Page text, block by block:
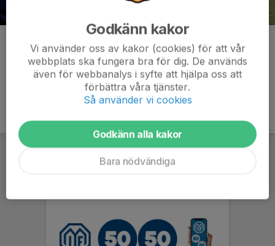
Kommentarer
Godkänn kakor
Vi använder oss av kakor (cookies) för att vår
webbplats ska fungera bra för dig. De används
även för webbanalys i syfte att hjälpa oss att
förbättra våra tjänster.
Så använder vi cookies
Godkänn alla kakor
Bara nödvändiga